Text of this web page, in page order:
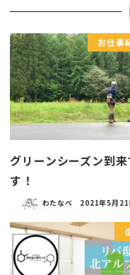
お仕事
グリーンシーズン到来
す！
わたなべ 2021年5月21